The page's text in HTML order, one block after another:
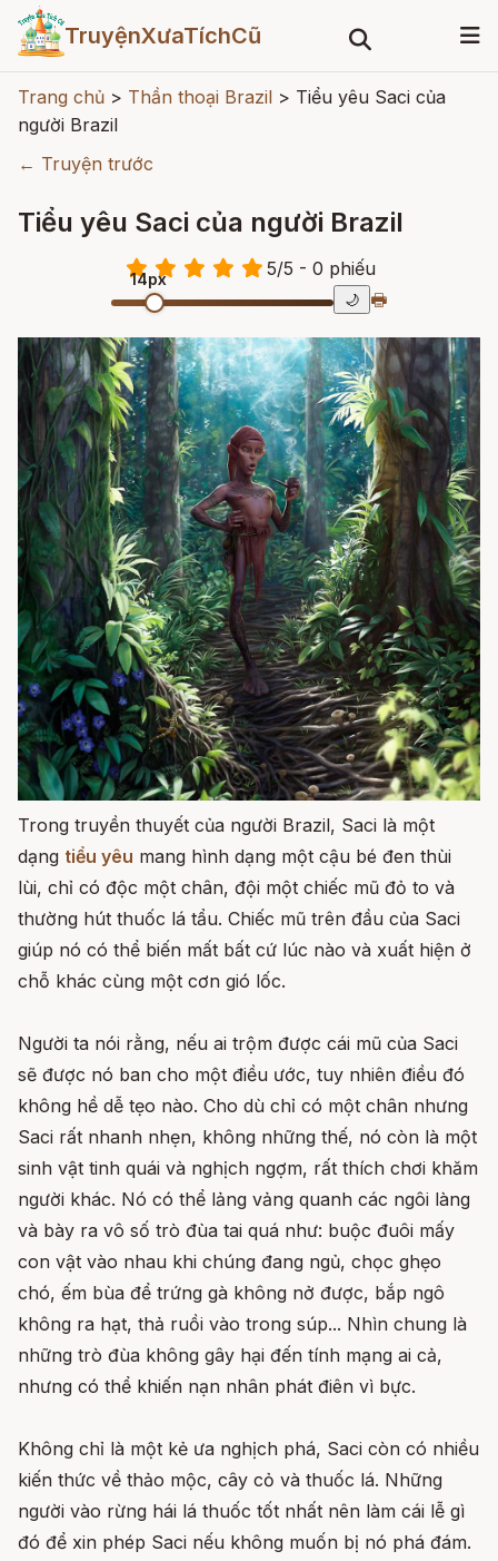
TruyệnXưaTíchCũ
Trang chủ > Thần thoại Brazil > Tiểu yêu Saci của
người Brazil
← Truyện trước
Tiểu yêu Saci của người Brazil
5/5 - 0 phiếu
14px
🌙 🖶
Trong truyền thuyết của người Brazil, Saci là một
dạng tiểu yêu mang hình dạng một cậu bé đen thùi
lùi, chỉ có độc một chân, đội một chiếc mũ đỏ to và
thường hút thuốc lá tẩu. Chiếc mũ trên đầu của Saci
giúp nó có thể biến mất bất cứ lúc nào và xuất hiện ở
chỗ khác cùng một cơn gió lốc.
Người ta nói rằng, nếu ai trộm được cái mũ của Saci
sẽ được nó ban cho một điều ước, tuy nhiên điều đó
không hề dễ tẹo nào. Cho dù chỉ có một chân nhưng
Saci rất nhanh nhẹn, không những thế, nó còn là một
sinh vật tinh quái và nghịch ngợm, rất thích chơi khăm
người khác. Nó có thể lảng vảng quanh các ngôi làng
và bày ra vô số trò đùa tai quá như: buộc đuôi mấy
con vật vào nhau khi chúng đang ngủ, chọc ghẹo
chó, ếm bùa để trứng gà không nở được, bắp ngô
không ra hạt, thả ruồi vào trong súp... Nhìn chung là
những trò đùa không gây hại đến tính mạng ai cả,
nhưng có thể khiến nạn nhân phát điên vì bực.
Không chỉ là một kẻ ưa nghịch phá, Saci còn có nhiều
kiến thức về thảo mộc, cây cỏ và thuốc lá. Những
người vào rừng hái lá thuốc tốt nhất nên làm cái lễ gì
đó để xin phép Saci nếu không muốn bị nó phá đám.